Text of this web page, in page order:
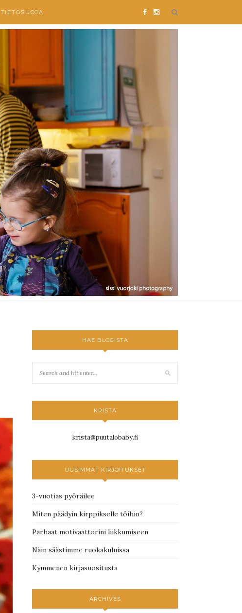
TIETOSUOJA
HAE BLOGISTA
KRISTA
krista@puutalobaby.fi
UUSIMMAT KIRJOITUKSET
3-vuotias pyöräilee
Miten päädyin kirppikselle töihin?
Parhaat motivaattorini liikkumiseen
Näin säästimme ruokakuluissa
Kymmenen kirjasuositusta
ARCHIVES